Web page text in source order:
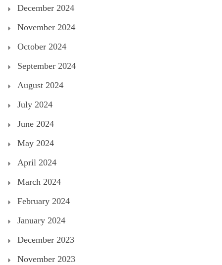
December 2024
November 2024
October 2024
September 2024
August 2024
July 2024
June 2024
May 2024
April 2024
March 2024
February 2024
January 2024
December 2023
November 2023